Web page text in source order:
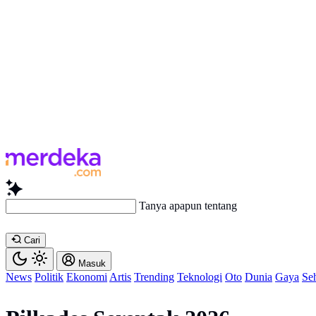
Tanya apapun tentang artike
Cari
Masuk
News Politik Ekonomi Artis Trending Teknologi Oto Dunia Gaya